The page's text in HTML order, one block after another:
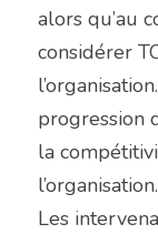
alors qu’au
considérer
progression
la
l’organisation.
Les